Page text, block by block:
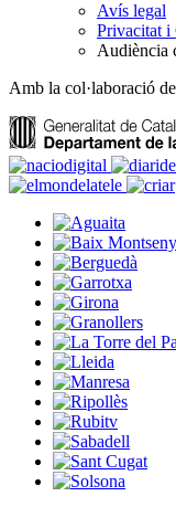
Avís legal
Privacitat i
Audiència
Amb la col·laboració